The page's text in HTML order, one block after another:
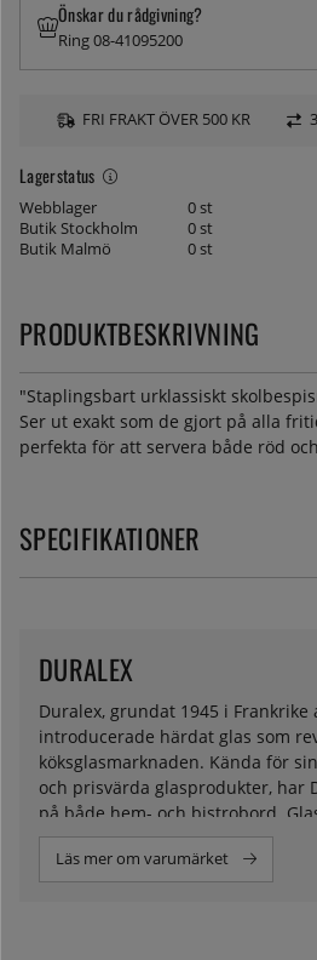
Lagerstatus
Webblager
0 st
Butik Stockholm
0 st
Butik Malmö
0 st
Önskar du rådgivning?
Ring 08-41095200
FRI FRAKT ÖVER 500 KR
PRODUKTBESKRIVNING
"Staplingsbart urklassiskt
Ser ut exakt som de gjort på alla
perfekta för att servera både röd
SPECIFIKATIONER
Duralex, grundat 1945 i Frankrike
introducerade härdat glas som
köksglasmarknaden. Kända för
och prisvärda glasprodukter, har
på både hem- och bistrobord.
Frankrike, har förblivit populära
symboliserar ett enkelt och
fortsätter att erbjuda funktionella
DURALEX
Läs mer om varumärket